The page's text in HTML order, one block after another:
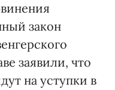
закон
заявили, что
на уступки в